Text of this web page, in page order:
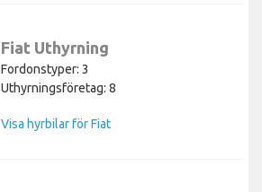
Fiat Uthyrning
Fordonstyper: 3
Uthyrningsföretag: 8
Visa hyrbilar för Fiat